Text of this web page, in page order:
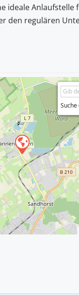
ideale Anlaufstelle
den regulären